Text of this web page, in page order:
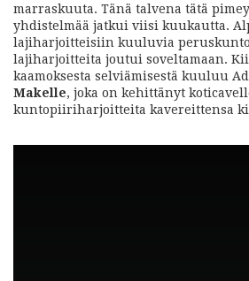
marraskuuta. Tänä talvena tätä
yhdistelmää jatkui viisi kuukautta.
lajiharjoitteisiin kuuluvia
lajiharjoitteita joutui soveltamaan.
kaamoksesta selviämisestä kuuluu
Makelle, joka on kehittänyt
kuntopiiriharjoitteita kavereittensa